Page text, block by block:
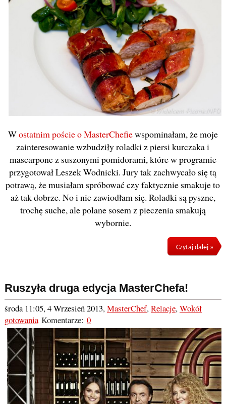
Wostatnim poście o MasterChefiewspominałam, że moje
zainteresowanie wzbudziły roladki z piersi kurczaka i
mascarpone z suszonymi pomidorami, które w programie
przygotował Leszek Wodnicki. Jury tak zachwycało się tą
potrawą, że musiałam spróbować czy faktycznie smakuje to
aż tak dobrze. No i nie zawiodłam się. Roladki są pyszne,
trochę suche, ale polane sosem z pieczenia smakują
wybornie.
Czytaj dalej »
Ruszyła druga edycja MasterChefa!
środa 11:05, 4 Wrzesień 2013,MasterChef,Relacje,Wokół
gotowaniaKomentarze: 0